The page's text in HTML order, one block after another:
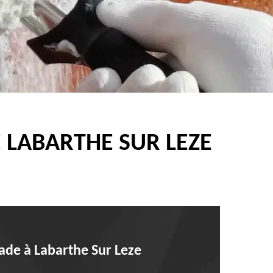
SUR LEZE
à Labarthe Sur Leze